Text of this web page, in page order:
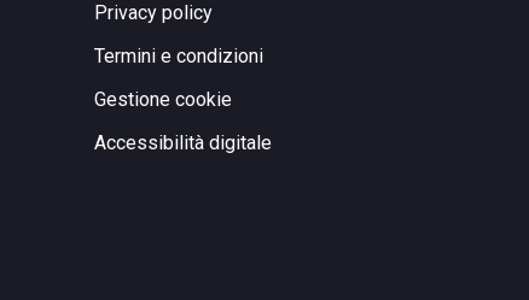
Privacy policy
Termini e condizioni
Gestione cookie
Accessibilità digitale